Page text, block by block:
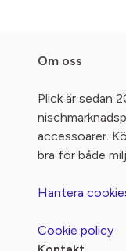
Om oss
Plick är sedan
accessoarer.
bra för både
Hantera
Cookie policy